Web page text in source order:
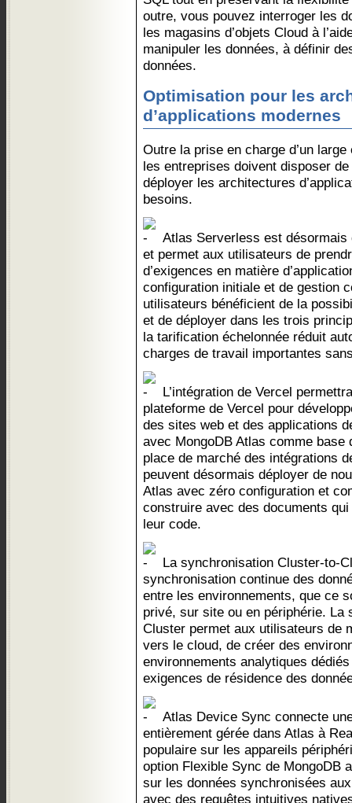
outre, vous pouvez interroger les
les magasins d’objets Cloud à
manipuler les données, à définir
données.
Optimisation pour les
d’applications modernes
Outre la prise en charge d’un
les entreprises doivent disposer
déployer les architectures
besoins.
Atlas Serverless est désormais
et permet aux utilisateurs de
d’exigences en matière
configuration initiale et de gestion
utilisateurs bénéficient de la
et de déployer dans les trois
la tarification échelonnée réduit
charges de travail importantes
L’intégration de Vercel
plateforme de Vercel pour
des sites web et des applications
avec MongoDB Atlas comme
place de marché des intégrations
peuvent désormais déployer de
Atlas avec zéro configuration et
construire avec des documents
leur code.
La synchronisation Cluster-to-
synchronisation continue des
entre les environnements, que ce
privé, sur site ou en périphérie. La
Cluster permet aux utilisateurs de
vers le cloud, de créer des
environnements analytiques
exigences de résidence des
Atlas Device Sync connecte
entièrement gérée dans Atlas à
populaire sur les appareils
option Flexible Sync de MongoDB
sur les données synchronisées
avec des requêtes intuitives